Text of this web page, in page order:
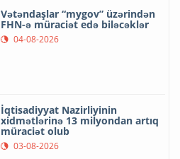
Vətəndaşlar “mygov” üzərindən
FHN-ə müraciət edə biləcəklər
04-08-2026
İqtisadiyyat Nazirliyinin
xidmətlərinə 13 milyondan artıq
müraciət olub
03-08-2026